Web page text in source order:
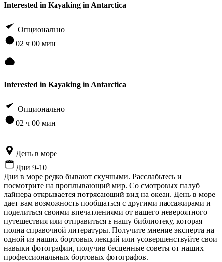
Interested in Kayaking in Antarctica
Опционально
02 ч 00 мин
Interested in Kayaking in Antarctica
Опционально
02 ч 00 мин
День в море
Дни 9-10
Дни в море редко бывают скучными. Расслабьтесь и
посмотрите на проплывающий мир. Со смотровых палуб
лайнера открывается потрясающий вид на океан. День в море
дает вам возможность пообщаться с другими пассажирами и
поделиться своими впечатлениями от вашего невероятного
путешествия или отправиться в нашу библиотеку, которая
полна справочной литературы. Получите мнение эксперта на
одной из наших бортовых лекций или усовершенствуйте свои
навыки фотографии, получив бесценные советы от наших
профессиональных бортовых фотографов.